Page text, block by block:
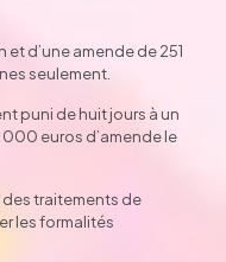
d’une amende de 251
seulement.
puni de huit jours à un
000 euros d’amende le
traitements de
les formalités